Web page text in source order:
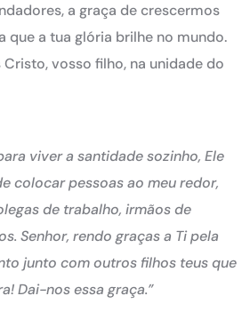
a graça de crescermos
que a tua glória brilhe no mundo.
Cristo, vosso filho, na unidade do
viver a santidade sozinho, Ele
colocar pessoas ao meu redor,
de trabalho, irmãos de
Senhor, rendo graças a Ti pela
junto com outros filhos teus que
Dai-nos essa graça.”